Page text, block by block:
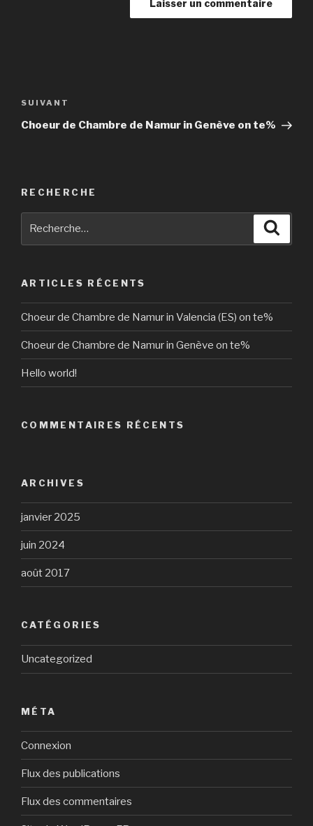
de
l’article
Article
suivant
SUIVANT
Choeur de Chambre de Namur in Genève on te%
RECHERCHE
ARTICLES RÉCENTS
Choeur de Chambre de Namur in Valencia (ES) on te%
Choeur de Chambre de Namur in Genève on te%
Hello world!
COMMENTAIRES RÉCENTS
ARCHIVES
janvier 2025
juin 2024
août 2017
CATÉGORIES
Uncategorized
MÉTA
Connexion
Flux des publications
Flux des commentaires